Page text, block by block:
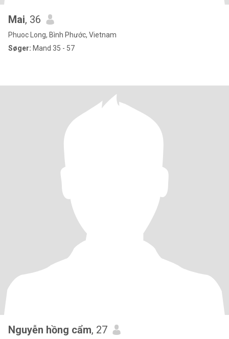
Mai, 36
Phuoc Long, Bình Phước, Vietnam
Søger: Mand 35 - 57
Nguyễn hồng cẩm, 27